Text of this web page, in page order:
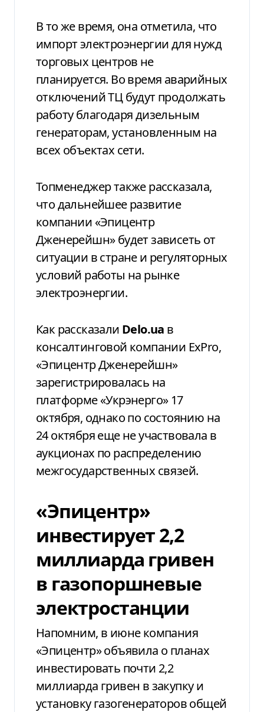
В то же время, она отметила, что
импорт электроэнергии для нужд
торговых центров не
планируется. Во время аварийных
отключений ТЦ будут продолжать
работу благодаря дизельным
генераторам, установленным на
всех объектах сети.
Топменеджер также рассказала,
что дальнейшее развитие
компании «Эпицентр
Дженерейшн» будет зависеть от
ситуации в стране и регуляторных
условий работы на рынке
электроэнергии.
Как рассказали Delo.ua в
консалтинговой компании ExPro,
«Эпицентр Дженерейшн»
зарегистрировалась на
платформе «Укрэнерго» 17
октября, однако по состоянию на
24 октября еще не участвовала в
аукционах по распределению
межгосударственных связей.
«Эпицентр»
инвестирует 2,2
миллиарда гривен
в газопоршневые
электростанции
Напомним, в июне компания
«Эпицентр» объявила о планах
инвестировать почти 2,2
миллиарда гривен в закупку и
установку газогенераторов общей